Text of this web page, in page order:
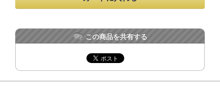
この商品を共有する